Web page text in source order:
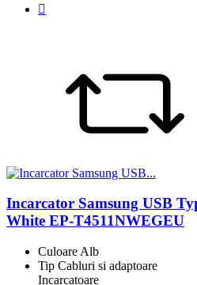

Incarcator Samsung USB
White EP-T4511NWEGEU
Culoare Alb
Tip Cabluri si adaptoare
Incarcatoare